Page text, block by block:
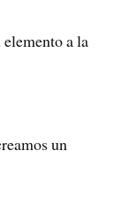
a la
un